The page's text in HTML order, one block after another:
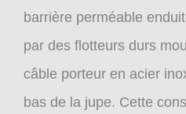
barrière perméable
par des flotteurs durs
câble porteur en acier
bas de la jupe. Cette